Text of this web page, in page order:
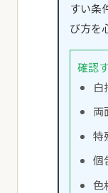
すい条
び方を
確認
白
両
特
個
色